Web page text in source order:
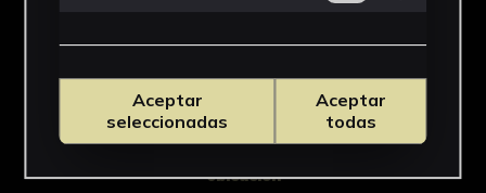
Bolígrafo sobre papel
Materiales
Papel
Ubicación
Aceptar
seleccionadas
Aceptar
todas